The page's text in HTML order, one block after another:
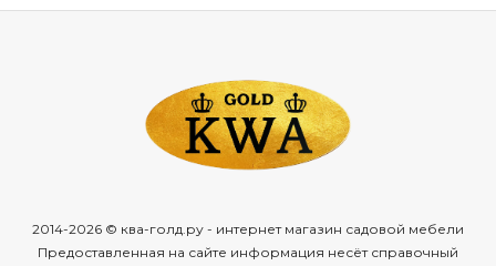
2014-2026 © ква-голд.ру - интернет магазин садовой мебели
Предоставленная на сайте информация несёт справочный